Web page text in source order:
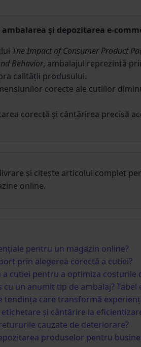
și depozitarea e-
The Impact of Consumer Product
Behavior, ambalajul reprezintă
calității produsului.
corecte ale cutiilor
corectă și cântărirea precisă
și citește articolul complet
online.
pentru un magazin online?
prin alegerea corectă a cutiei?
a cutiei pentru a optimiza costurile
un anumit tip de ambalaj? Tabel
tendința care transformă
și cântărire la
cauzate de deteriorare?
produselor pentru